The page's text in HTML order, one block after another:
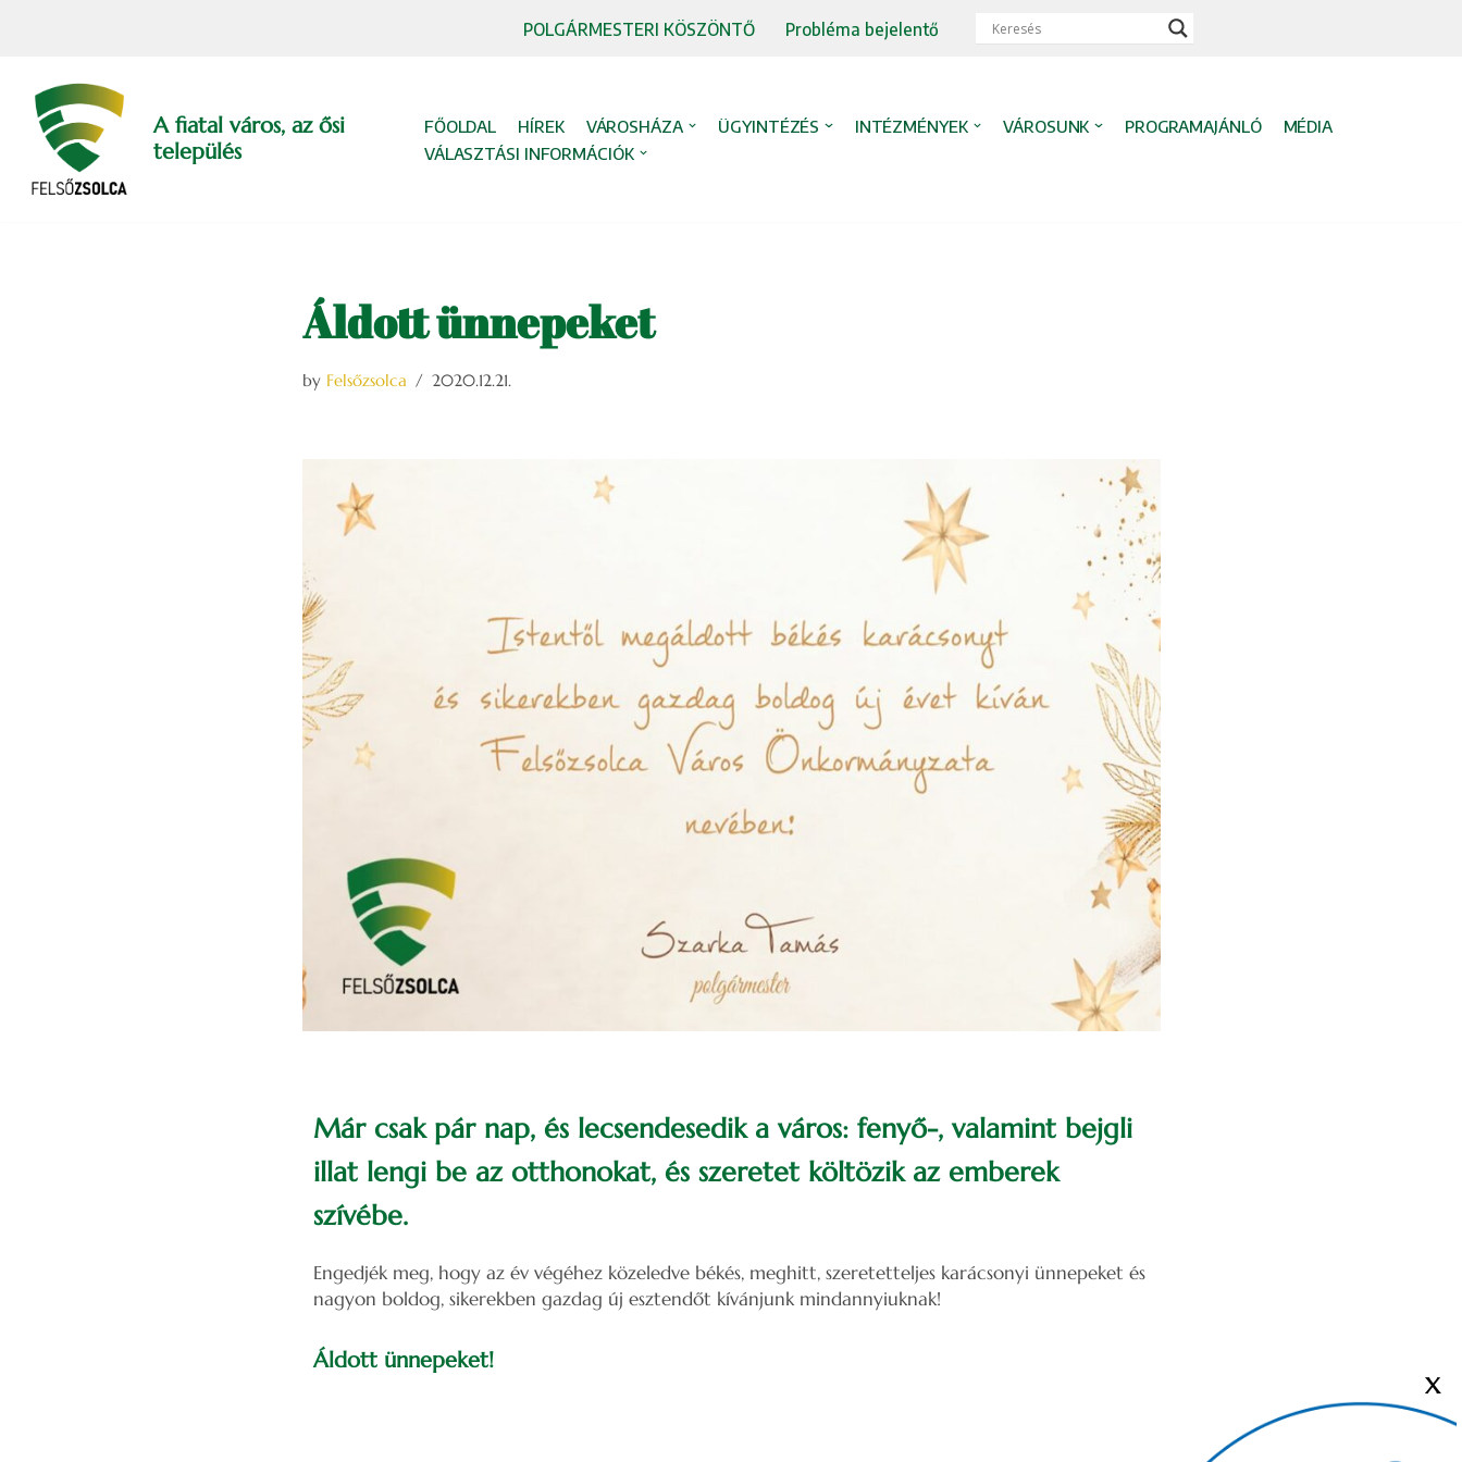
content
POLGÁRMESTERI KÖSZÖNTŐ Probléma bejelentő
A fiatal város, az ősi
település
FŐOLDAL HÍREK VÁROSHÁZA ÜGYINTÉZÉS INTÉZMÉNYEK VÁROSUNK PROGRAMAJÁNLÓ
MÉDIA
VÁLASZTÁSI INFORMÁCIÓK
Áldott ünnepeket
by Felsőzsolca 2020.12.21.
Már csak pár nap, és lecsendesedik a város: fenyő-, valamint bejgli
illat lengi be az otthonokat, és szeretet költözik az emberek
szívébe.
Engedjék meg, hogy az év végéhez közeledve békés, meghitt, szeretetteljes karácsonyi ünnepeket és
nagyon boldog, sikerekben gazdag új esztendőt kívánjunk mindannyiuknak!
Áldott ünnepeket!
X